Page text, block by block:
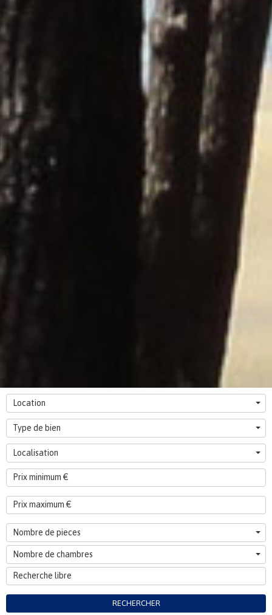
Location
Type de bien
Localisation
Nombre de pieces
Nombre de chambres
RECHERCHER